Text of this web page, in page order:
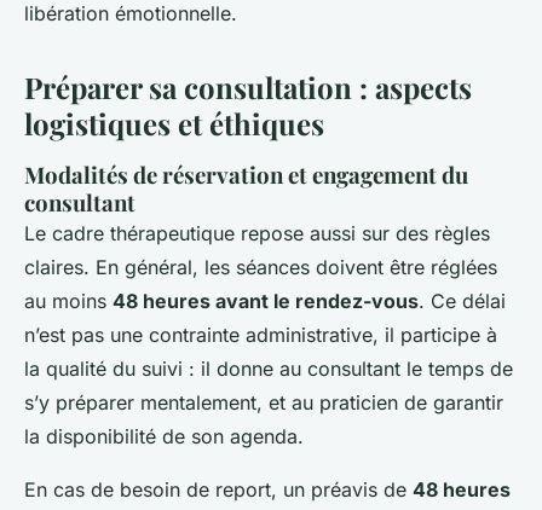
libération émotionnelle.
Préparer sa consultation : aspects
logistiques et éthiques
Modalités de réservation et engagement du
consultant
Le cadre thérapeutique repose aussi sur des règles
claires. En général, les séances doivent être réglées
au moins 48 heures avant le rendez-vous. Ce délai
n’est pas une contrainte administrative, il participe à
la qualité du suivi : il donne au consultant le temps de
s’y préparer mentalement, et au praticien de garantir
la disponibilité de son agenda.
En cas de besoin de report, un préavis de 48 heures